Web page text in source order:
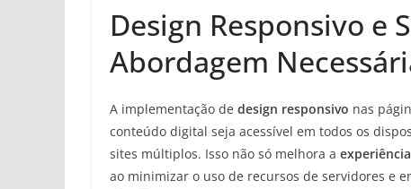
Design Responsivo e
Abordagem
A implementação de design responsivo nas
conteúdo digital seja acessível em todos os
sites múltiplos. Isso não só melhora a
ao minimizar o uso de recursos de servidores e